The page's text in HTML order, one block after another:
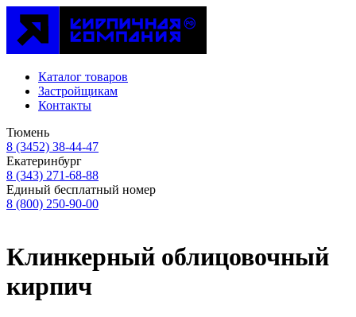
Каталог товаров
Застройщикам
Контакты
Тюмень
8 (3452) 38-44-47
Екатеринбург
8 (343) 271-68-88
Единый бесплатный номер
8 (800) 250-90-00
Клинкерный облицовочный
кирпич